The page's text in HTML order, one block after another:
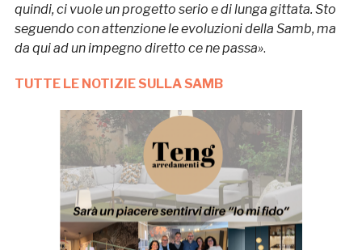
quindi, ci vuole un progetto serio e di lunga gittata. Sto
seguendo con attenzione le evoluzioni della Samb, ma
da qui ad un impegno diretto ce ne passa».
TUTTE LE NOTIZIE SULLA SAMB